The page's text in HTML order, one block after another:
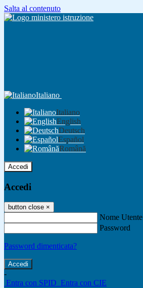
Salta al contenuto
Italiano
Italiano
English
Deutsch
Español
Română
Accedi
Accedi
button close ×
Nome Utente
Password
Password dimenticata?
-
Entra con SPID Entra con CIE